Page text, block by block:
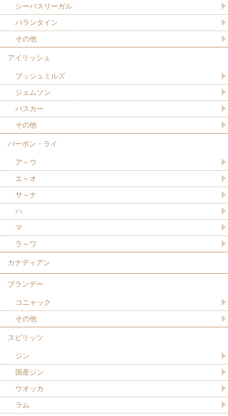
シーバスリーガル
バランタイン
その他
アイリッシュ
ブッシュミルズ
ジェムソン
バスカー
その他
バーボン・ライ
ア～ウ
エ～オ
サ～ナ
ハ
マ
ラ～ワ
カナディアン
ブランデー
コニャック
その他
スピリッツ
ジン
国産ジン
ウオッカ
ラム